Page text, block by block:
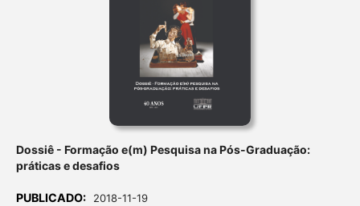
Dossiê - Formação e(m) Pesquisa na Pós-Graduação:
práticas e desafios
PUBLICADO: 2018-11-19